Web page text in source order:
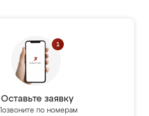
Оставьте заявку
Позвоните по номерам